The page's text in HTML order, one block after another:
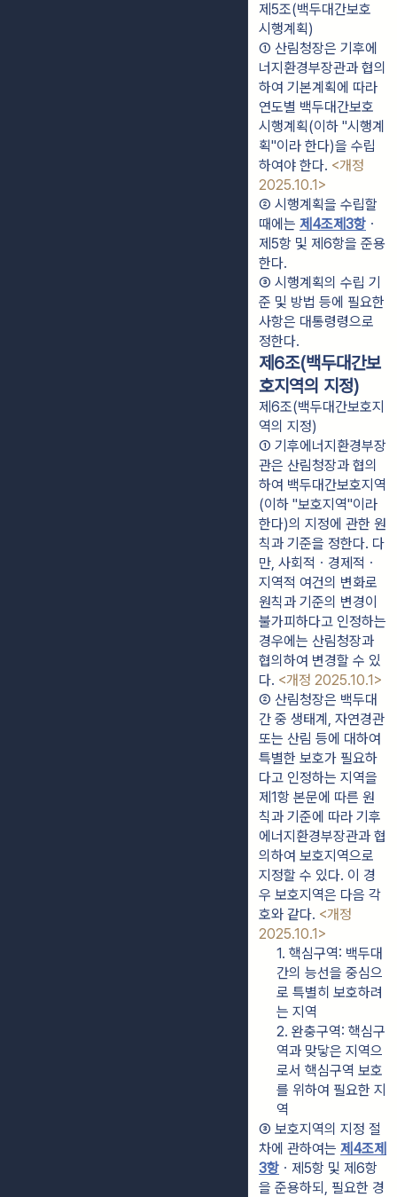
제5조(백두대간보호
시행계획)
① 산림청장은 기후에
너지환경부장관과 협의
하여 기본계획에 따라
연도별 백두대간보호
시행계획(이하 "시행계
획"이라 한다)을 수립
하여야 한다. <개정
2025.10.1>
② 시행계획을 수립할
때에는 제4조제3항 ㆍ
제5항 및 제6항을 준용
한다.
③ 시행계획의 수립 기
준 및 방법 등에 필요한
사항은 대통령령으로
정한다.
제6조(백두대간보
호지역의 지정)
제6조(백두대간보호지
역의 지정)
① 기후에너지환경부장
관은 산림청장과 협의
하여 백두대간보호지역
(이하 "보호지역"이라
한다)의 지정에 관한 원
칙과 기준을 정한다. 다
만, 사회적ㆍ경제적ㆍ
지역적 여건의 변화로
원칙과 기준의 변경이
불가피하다고 인정하는
경우에는 산림청장과
협의하여 변경할 수 있
다. <개정 2025.10.1>
② 산림청장은 백두대
간 중 생태계, 자연경관
또는 산림 등에 대하여
특별한 보호가 필요하
다고 인정하는 지역을
제1항 본문에 따른 원
칙과 기준에 따라 기후
에너지환경부장관과 협
의하여 보호지역으로
지정할 수 있다. 이 경
우 보호지역은 다음 각
호와 같다. <개정
2025.10.1>
1. 핵심구역: 백두대
간의 능선을 중심으
로 특별히 보호하려
는 지역
2. 완충구역: 핵심구
역과 맞닿은 지역으
로서 핵심구역 보호
를 위하여 필요한 지
역
③ 보호지역의 지정 절
차에 관하여는 제4조제
3항 ㆍ제5항 및 제6항
을 준용하되, 필요한 경